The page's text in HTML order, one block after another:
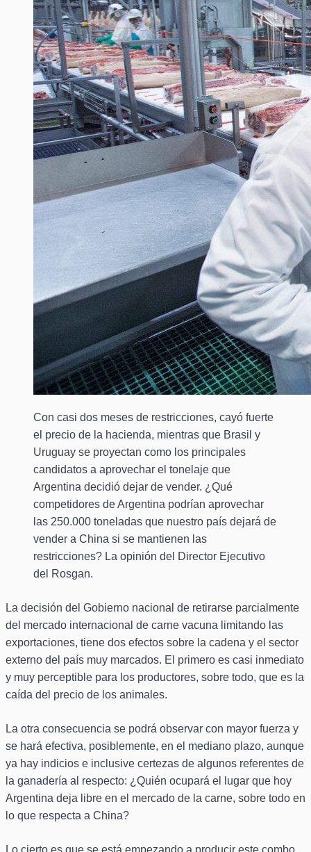
Con casi dos meses de restricciones, cayó fuerte
el precio de la hacienda, mientras que Brasil y
Uruguay se proyectan como los principales
candidatos a aprovechar el tonelaje que
Argentina decidió dejar de vender. ¿Qué
competidores de Argentina podrían aprovechar
las 250.000 toneladas que nuestro país dejará de
vender a China si se mantienen las
restricciones? La opinión del Director Ejecutivo
del Rosgan.
La decisión del Gobierno nacional de retirarse parcialmente
del mercado internacional de carne vacuna limitando las
exportaciones, tiene dos efectos sobre la cadena y el sector
externo del país muy marcados. El primero es casi inmediato
y muy perceptible para los productores, sobre todo, que es la
caída del precio de los animales.
La otra consecuencia se podrá observar con mayor fuerza y
se hará efectiva, posiblemente, en el mediano plazo, aunque
ya hay indicios e inclusive certezas de algunos referentes de
la ganadería al respecto: ¿Quién ocupará el lugar que hoy
Argentina deja libre en el mercado de la carne, sobre todo en
lo que respecta a China?
Lo cierto es que se está empezando a producir este combo,